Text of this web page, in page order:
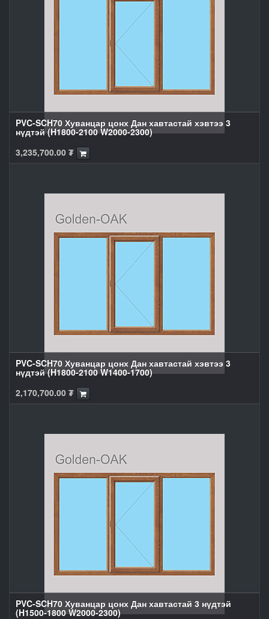
PVC-SCH70 Хуванцар цонх Дан хавтастай хэвтээ 3
нүдтэй (H1800-2100 W2000-2300)
3,235,700.00 ₮
PVC-SCH70 Хуванцар цонх Дан хавтастай хэвтээ 3
нүдтэй (H1800-2100 W1400-1700)
2,170,700.00 ₮
PVC-SCH70 Хуванцар цонх Дан хавтастай 3 нүдтэй
(H1500-1800 W2000-2300)